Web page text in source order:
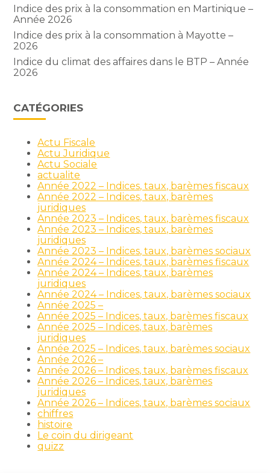
Indice des prix à la consommation en Martinique –
Année 2026
Indice des prix à la consommation à Mayotte –
2026
Indice du climat des affaires dans le BTP – Année
2026
CATÉGORIES
Actu Fiscale
Actu Juridique
Actu Sociale
actualite
Année 2022 – Indices, taux, barèmes fiscaux
Année 2022 – Indices, taux, barèmes
juridiques
Année 2023 – Indices, taux, barèmes fiscaux
Année 2023 – Indices, taux, barèmes
juridiques
Année 2023 – Indices, taux, barèmes sociaux
Année 2024 – Indices, taux, barèmes fiscaux
Année 2024 – Indices, taux, barèmes
juridiques
Année 2024 – Indices, taux, barèmes sociaux
Année 2025 –
Année 2025 – Indices, taux, barèmes fiscaux
Année 2025 – Indices, taux, barèmes
juridiques
Année 2025 – Indices, taux, barèmes sociaux
Année 2026 –
Année 2026 – Indices, taux, barèmes fiscaux
Année 2026 – Indices, taux, barèmes
juridiques
Année 2026 – Indices, taux, barèmes sociaux
chiffres
histoire
Le coin du dirigeant
quizz